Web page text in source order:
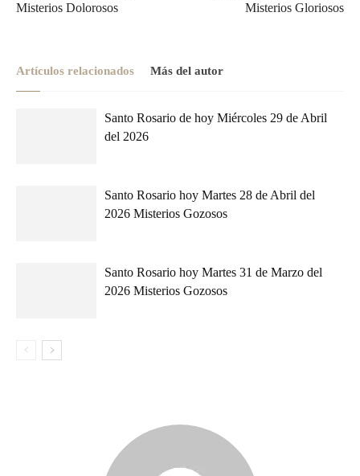
Misterios Dolorosos
Misterios Gloriosos
Artículos relacionados Más del autor
Santo Rosario de hoy Miércoles 29 de Abril
del 2026
Santo Rosario hoy Martes 28 de Abril del
2026 Misterios Gozosos
Santo Rosario hoy Martes 31 de Marzo del
2026 Misterios Gozosos